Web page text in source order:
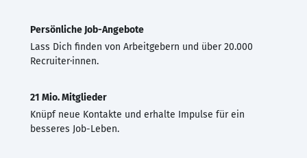
Persönliche Job-Angebote
Lass Dich finden von Arbeitgebern und über 20.000
Recruiter·innen.
21 Mio. Mitglieder
Knüpf neue Kontakte und erhalte Impulse für ein
besseres Job-Leben.